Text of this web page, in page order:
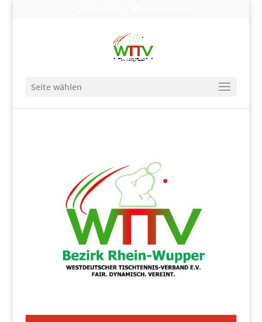
Seite wählen